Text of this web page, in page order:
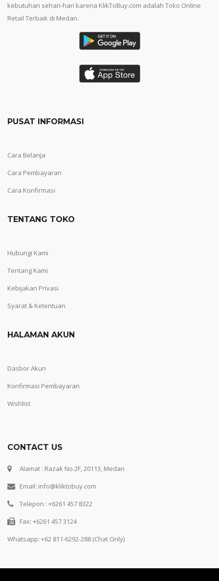
kebutuhan sehari-hari karena KlikToBuy.com adalah Toko Online
Retail Terbaik di Medan.
PUSAT INFORMASI
Cara Belanja
Cara Pembayaran
Cara Konfirmasi
TENTANG TOKO
Hubungi Kami
Tentang Kami
Kebijakan Privasi
Syarat & Ketentuan
HALAMAN AKUN
Dasbor Akun
Konfirmasi Pembayaran
Wishlist
CONTACT US
Alamat : Razak No.2F, 20113, Medan
Email: info@kliktobuy.com
Telepon : +6261 457 8322
Fax: +6261 457 3124
Whatsapp: +62 811-6292-288 (Chat Only)